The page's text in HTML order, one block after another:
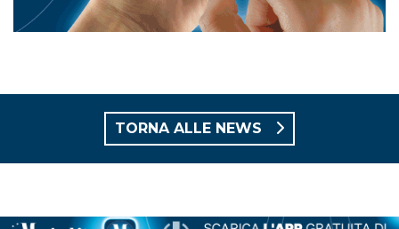
TORNA ALLE NEWS